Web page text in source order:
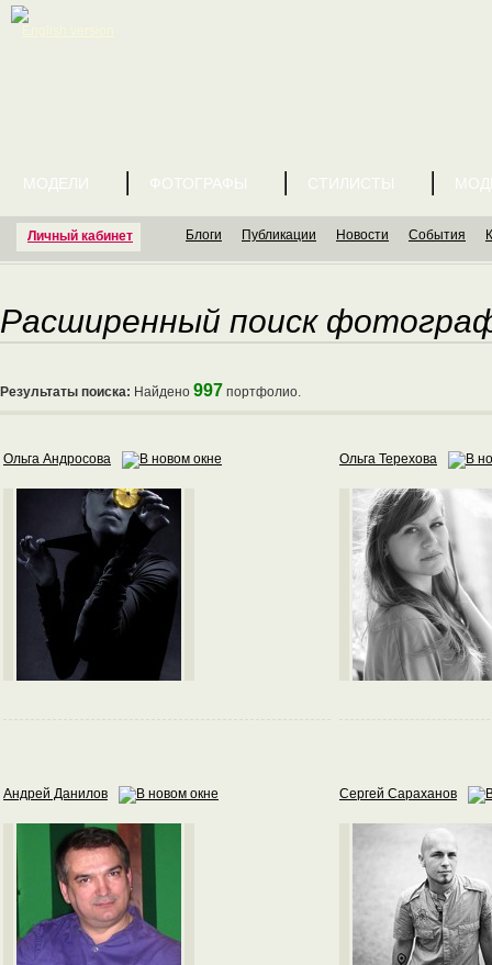
Личный кабинет
МОДЕЛИ ФОТОГРАФЫ СТИЛИСТЫ
Блоги Публикации Новости События
Расширенный поиск
Результаты поиска: Найдено 997 портфолио.
Ольга Андросова Ольга Терехова
Андрей Данилов Сергей Сараханов